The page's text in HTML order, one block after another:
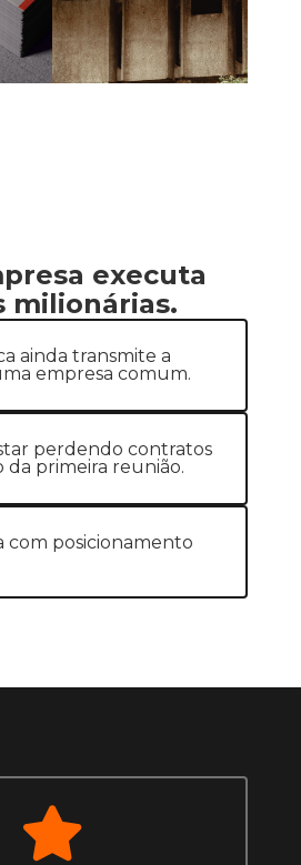
executa
milionárias.
ainda transmite a
empresa comum.
perdendo contratos
da primeira reunião.
com posicionamento